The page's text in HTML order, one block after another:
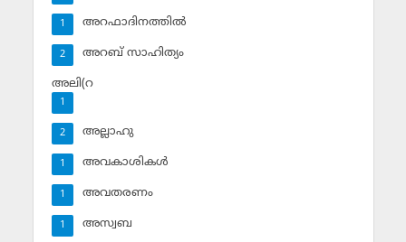
അറഫാദിനത്തില്‍
1
അറബ് സാഹിത്യം
2
അലി(റ
1
അല്ലാഹു
2
അവകാശികള്‍
1
അവതരണം
1
അസ്വബ
1